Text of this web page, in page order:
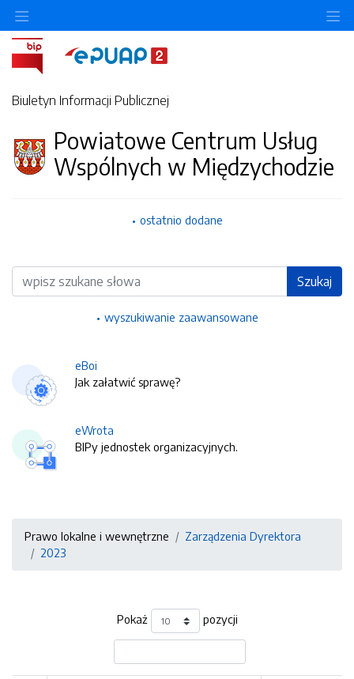
Biuletyn Informacji Publicznej
Powiatowe Centrum Usług
Wspólnych w Międzychodzie
ostatnio dodane
Wyszukiwarka Szukaj
wyszukiwanie zaawansowane
eBoi
Jak załatwić sprawę?
eWrota
BIPy jednostek organizacyjnych.
Prawo lokalne i wewnętrzne
Zarządzenia Dyrektora
2023
Pokaż pozycji